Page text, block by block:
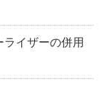
イザーの併用